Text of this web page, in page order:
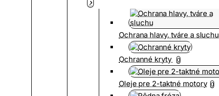
Ochrana hlavy, tváre a sluchu
Ochranné kryty 0
Oleje pre 2-taktné motory 0